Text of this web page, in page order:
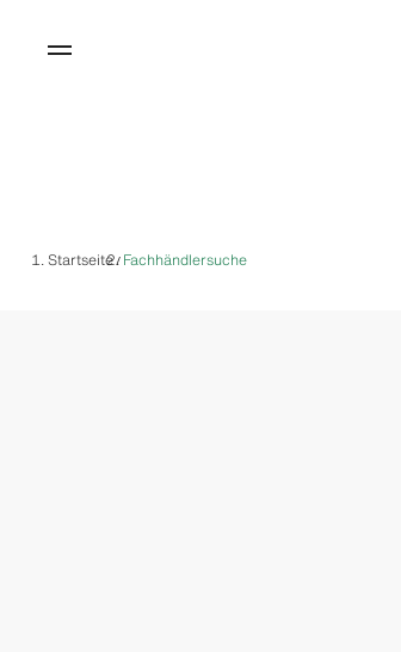
Startseite/ Fachhändlersuche